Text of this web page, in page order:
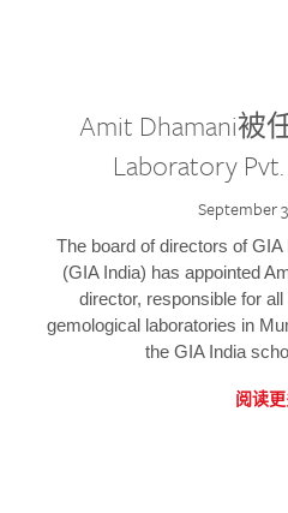
Amit Dhamani被
Laboratory
September
The board of directors of
(GIA India) has appointed
director, responsible for
gemological laboratories in
the GIA India
阅读